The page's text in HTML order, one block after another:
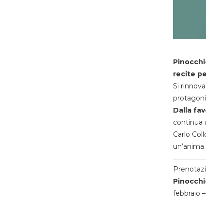
recite
Si
Dalla
continua
Carlo
febbraio